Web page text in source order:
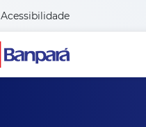
Acessibilidade